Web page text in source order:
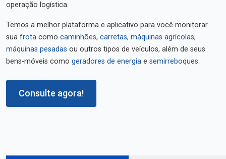
operação logística.
Temos a melhor plataforma e aplicativo para você monitorar
sua frota como caminhões, carretas, máquinas agrícolas,
máquinas pesadas ou outros tipos de veículos, além de seus
bens-móveis como geradores de energia e semirreboques.
Consulte agora!